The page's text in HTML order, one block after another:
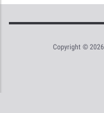
Copyright ©